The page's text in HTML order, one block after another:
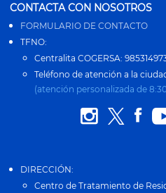
CONTACTA CON NOSOTROS
FORMULARIO DE CONTACTO
TFNO:
Centralita COGERSA:
Teléfono de atención a la
(atención personalizada de
DIRECCIÓN:
Centro de Tratamiento de